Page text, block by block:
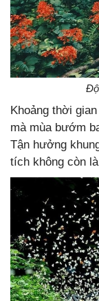
Khoảng thời
mà mùa bướm
Tận hưởng
tích không còn